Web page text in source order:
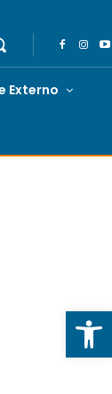
Abrir
Externo